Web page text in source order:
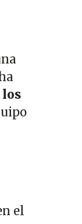
los
el